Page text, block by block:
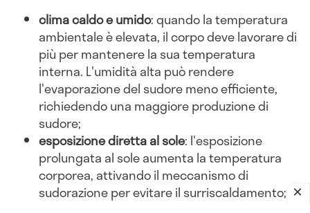
clima caldo e umido: quando la temperatura
ambientale è elevata, il corpo deve lavorare di
più per mantenere la sua temperatura
interna. L'umidità alta può rendere
l'evaporazione del sudore meno efficiente,
richiedendo una maggiore produzione di
sudore;
esposizione diretta al sole: l'esposizione
prolungata al sole aumenta la temperatura
corporea, attivando il meccanismo di
sudorazione per evitare il surriscaldamento;